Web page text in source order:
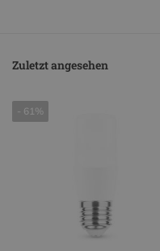
Zuletzt angesehen
- 61%